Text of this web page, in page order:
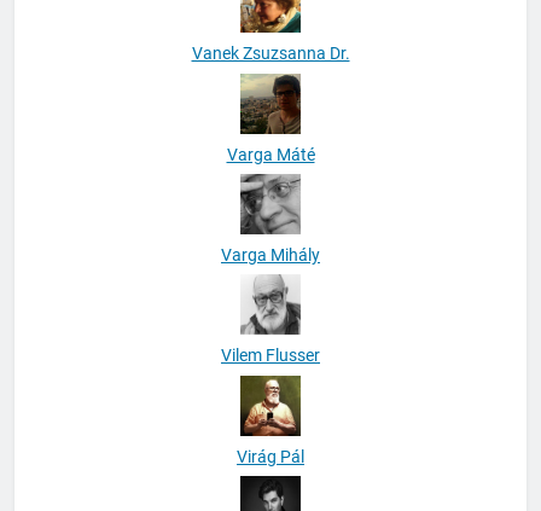
Vanek Zsuzsanna Dr.
Varga Máté
Varga Mihály
Vilem Flusser
Virág Pál